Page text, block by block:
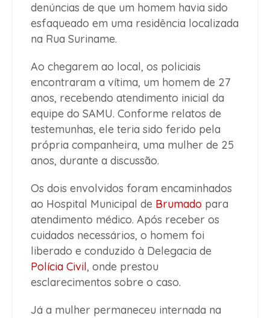
denúncias de que um homem havia sido
esfaqueado em uma residência localizada
na Rua Suriname.
Ao chegarem ao local, os policiais
encontraram a vítima, um homem de 27
anos, recebendo atendimento inicial da
equipe do SAMU. Conforme relatos de
testemunhas, ele teria sido ferido pela
própria companheira, uma mulher de 25
anos, durante a discussão.
Os dois envolvidos foram encaminhados
ao Hospital Municipal de Brumado para
atendimento médico. Após receber os
cuidados necessários, o homem foi
liberado e conduzido à Delegacia de
Polícia Civil, onde prestou
esclarecimentos sobre o caso.
Já a mulher permaneceu internada na